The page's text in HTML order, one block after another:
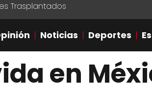
Trasplantados
Noticias Deportes
en